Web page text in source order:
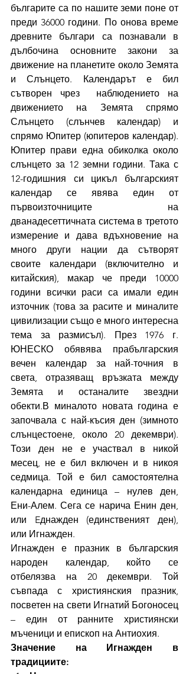
българите са по нашите земи поне от
преди 36000 години. По онова време
древните българи са познавали в
дълбочина основните закони за
движение на планетите около Земята
и Слънцето. Календарът е бил
сътворен чрез  наблюдението на
движението на Земята спрямо
Слънцето (слънчев календар) и
спрямо Юпитер (юпитеров календар).
Юпитер прави една обиколка около
слънцето за 12 земни години. Така с
12-годишния си цикъл българският
календар се явява един от
първоизточниците на
дванадесеттичната система в третото
измерение и дава вдъхновение на
много други нации да сътворят
своите календари (включително и
китайския), макар че преди 10000
години всички раси са имали един
източник (това за расите и миналите
цивилизации също е много интересна
тема за размисъл). През 1976 г.
ЮНЕСКО обявява прабългарския
вечен календар за най-точния в
света, отразяващ връзката между
Земята и останалите звездни
обекти.В миналото новата година е
започвала с най-късия ден (зимното
слънцестоене, около 20 декември).
Този ден не е участвал в никой
месец, не е бил включен и в никоя
седмица. Той е бил самостоятелна
календарна единица – нулев ден,
Ени-Алем. Сега се нарича Енин ден,
или Eднажден (единственият ден),
или Игнажден.
Игнажден е празник в българския
народен календар, който се
отбелязва на 20 декември. Той
съвпада с християнския празник,
посветен на свети Игнатий Богоносец
– един от ранните християнски
мъченици и епископ на Антиохия.
Значение на Игнажден в
традициите: